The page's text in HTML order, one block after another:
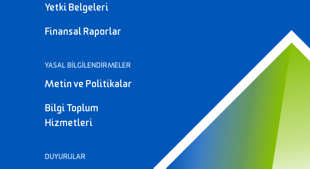
Yetki Belgeleri
Finansal Raporlar
YASAL BİLGİLENDİRMELER
Metin ve Politikalar
Bilgi Toplum
Hizmetleri
DUYURULAR